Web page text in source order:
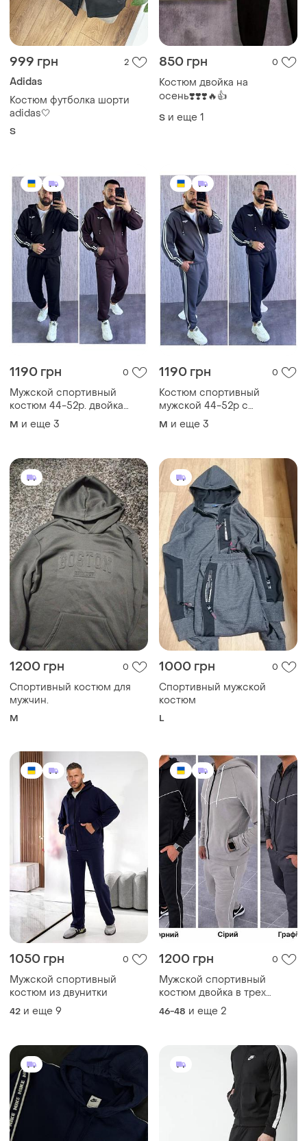
999 грн 2
Adidas
Костюм футболка шорти
adidas🤍
S
850 грн 0
Костюм двойка на
осень❣️❣️❣️🔥👍
S и еще 1
1190 грн 0
Мужской спортивный
костюм 44-52р. двойка
кофта на молнии с
капюшоном и штаны
цветах
M и еще 3
1190 грн 0
Костюм спортивный
мужской 44-52р с
лампасами клуза
капюшоном на молнии и
трендовых цветах
M и еще 3
1200 грн 0
Спортивный костюм для
мужчин.
M
1000 грн 0
Спортивный мужской
костюм
L
1050 грн 0
Мужской спортивный
костюм из двунитки
42 и еще 9
1200 грн 0
Мужской спортивный
костюм двойка в трех
цветах кофта на молнии +
брюки ткань двунитка
46-48 и еще 2